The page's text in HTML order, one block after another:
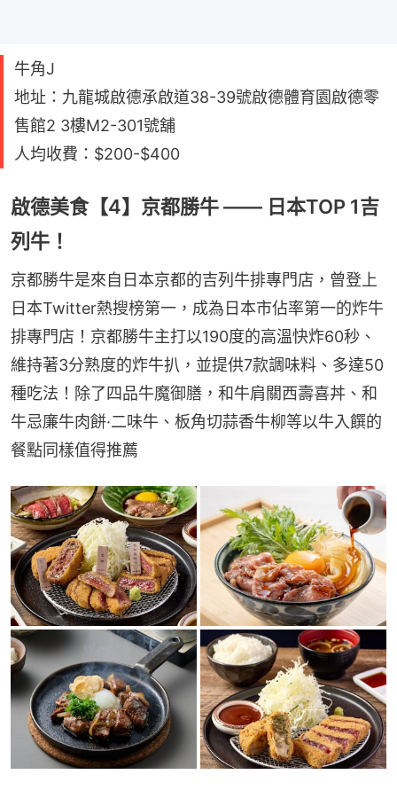
牛角J
地址：九龍城啟德承啟道38-39號啟德體育園啟德零
售館2 3樓M2-301號舖
人均收費：$200-$400
啟德美食【4】京都勝牛 —— 日本TOP 1吉
列牛！
京都勝牛是來自日本京都的吉列牛排專門店，曾登上
日本Twitter熱搜榜第一，成為日本市佔率第一的炸牛
排專門店！京都勝牛主打以190度的高溫快炸60秒、
維持著3分熟度的炸牛扒，並提供7款調味料、多達50
種吃法！除了四品牛魔御膳，和牛肩關西壽喜丼、和
牛忌廉牛肉餅·二味牛、板角切蒜香牛柳等以牛入饌的
餐點同樣值得推薦